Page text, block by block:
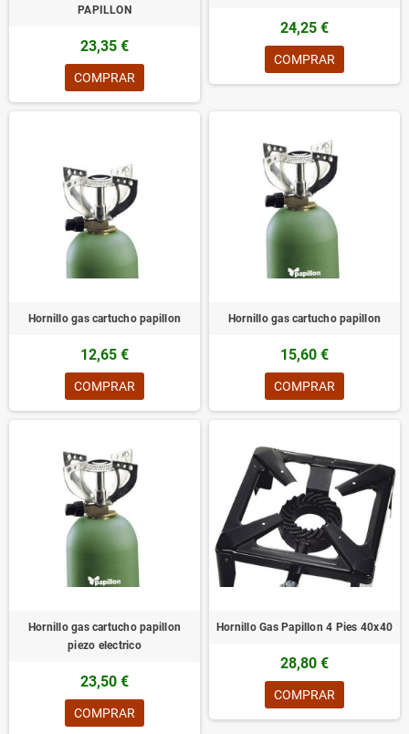
PAPILLON
23,35 €
COMPRAR
24,25 €
COMPRAR
Hornillo gas cartucho papillon
12,65 €
COMPRAR
Hornillo gas cartucho papillon
15,60 €
COMPRAR
Hornillo gas cartucho papillon
piezo electrico
23,50 €
COMPRAR
Hornillo Gas Papillon 4 Pies 40x40
28,80 €
COMPRAR